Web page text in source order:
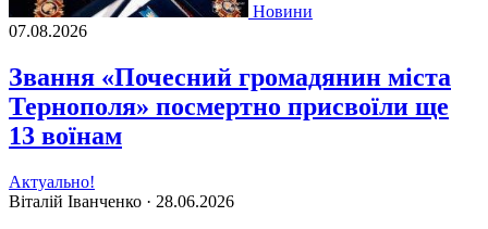
Новини
07.08.2026
Звання «Почесний громадянин міста
Тернополя» посмертно присвоїли ще
13 воїнам
Актуально!
Віталій Іванченко · 28.06.2026